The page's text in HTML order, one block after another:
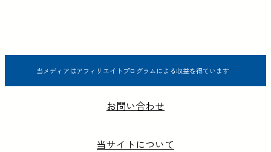
当メディアはアフィリエイトプログラムによる収益を得ています
お問い合わせ
当サイトについて